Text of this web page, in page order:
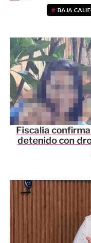
BAJA
Fiscalía
detenido con